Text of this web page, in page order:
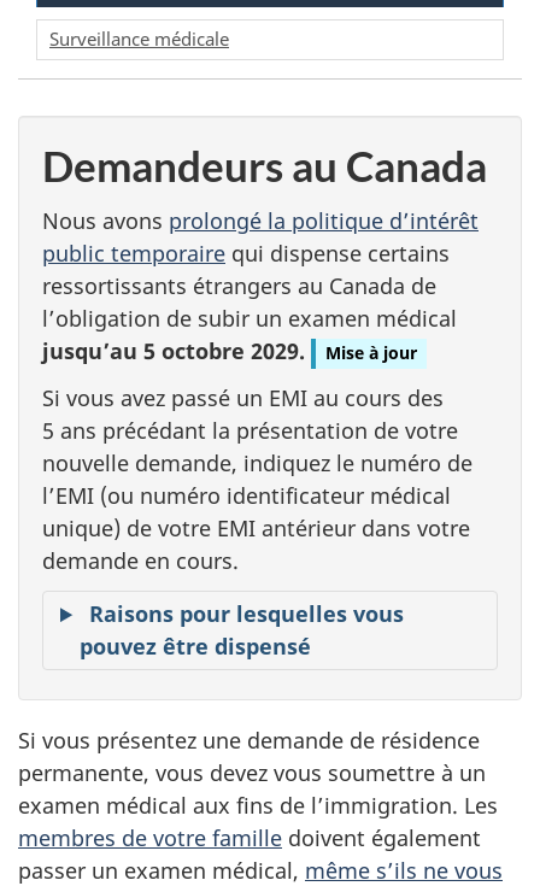
Surveillance médicale
Demandeurs au Canada
Nous avons prolongé la politique d’intérêt
public temporaire qui dispense certains
ressortissants étrangers au Canada de
l’obligation de subir un examen médical
jusqu’au 5 octobre 2029.
Mise à jour
Si vous avez passé un EMI au cours des
5 ans précédant la présentation de votre
nouvelle demande, indiquez le numéro de
l’EMI (ou numéro identificateur médical
unique) de votre EMI antérieur dans votre
demande en cours.
Raisons pour lesquelles vous
pouvez être dispensé
Si vous présentez une demande de résidence
permanente, vous devez vous soumettre à un
examen médical aux fins de l’immigration. Les
membres de votre famille doivent également
passer un examen médical, même s’ils ne vous